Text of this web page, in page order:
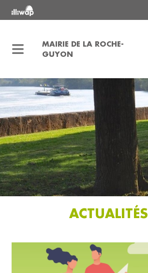
MAIRIE DE LA ROCHE-
GUYON
ACTUALITÉS